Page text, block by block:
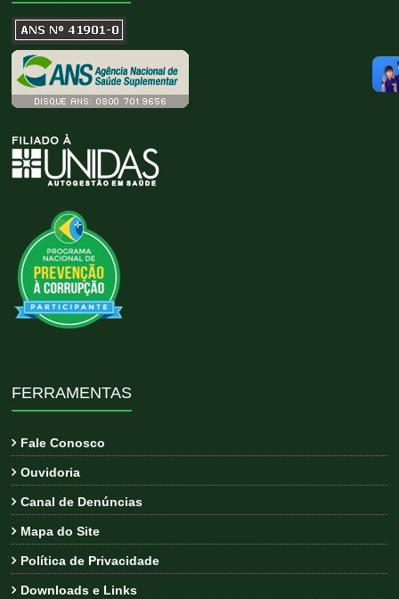
FERRAMENTAS
Fale Conosco
Ouvidoria
Canal de Denúncias
Mapa do Site
Política de Privacidade
Downloads e Links